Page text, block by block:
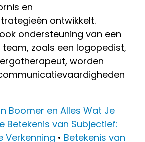
en
ontwikkelt.
ondersteuning van een
zoals een logopedist,
worden
Boomer en Alles Wat Je
Betekenis van Subjectief:
Verkenning • Betekenis van